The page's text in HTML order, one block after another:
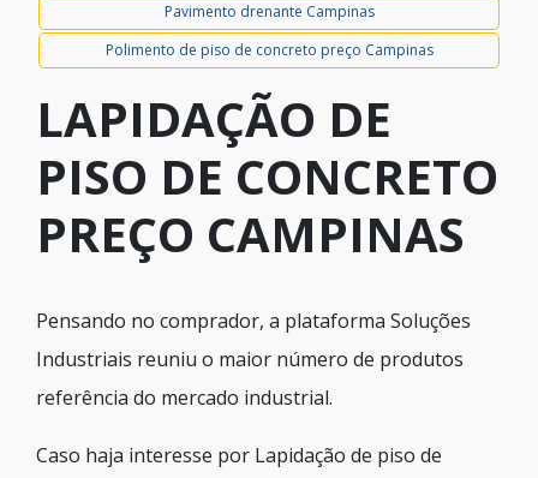
Pavimento drenante Campinas
Polimento de piso de concreto preço Campinas
LAPIDAÇÃO DE
PISO DE CONCRETO
PREÇO CAMPINAS
Pensando no comprador, a plataforma Soluções
Industriais reuniu o maior número de produtos
referência do mercado industrial.
Caso haja interesse por Lapidação de piso de